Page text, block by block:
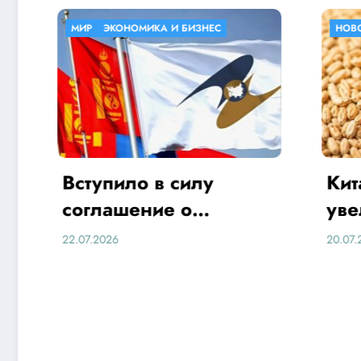
МИР ЭКОНОМИКА И БИЗНЕС
Вступило в силу
соглашение о
свободной торговле
22.07.2026
НОВОСТИ
20.07.2026